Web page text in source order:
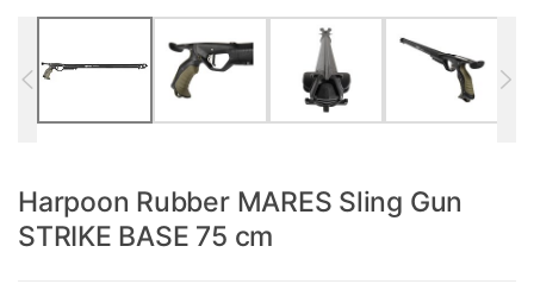
Harpoon Rubber MARES Sling Gun
STRIKE BASE 75 cm